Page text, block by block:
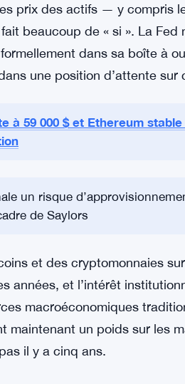
prix des actifs — y compris
beaucoup de « si ». La Fed
dans sa boîte à
une position d’attente sur
à 59 000 $ et Ethereum
un risque
de Saylors
et des cryptomonnaies
années, et l’intérêt
macroéconomiques
maintenant un poids sur les
il y a cinq ans.